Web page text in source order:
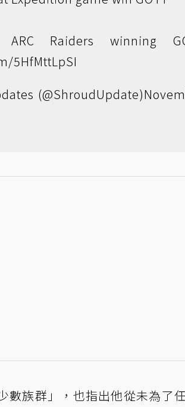
Raiders winning
5HfMttLpSI
(@ShroudUpdate)
數族群」，也指出他從未為了